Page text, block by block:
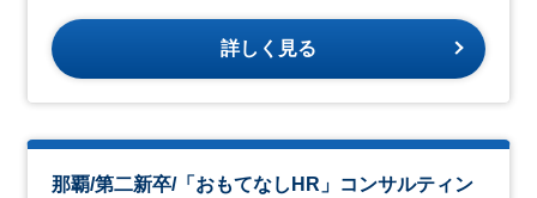
詳しく見る
那覇/第二新卒/「おもてなしHR」コンサルティン